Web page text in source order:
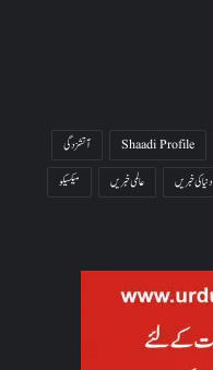
Shaadi Profile
آتشزدگی
دنیا کی خبریں عالمی خبریں
میکسیکو